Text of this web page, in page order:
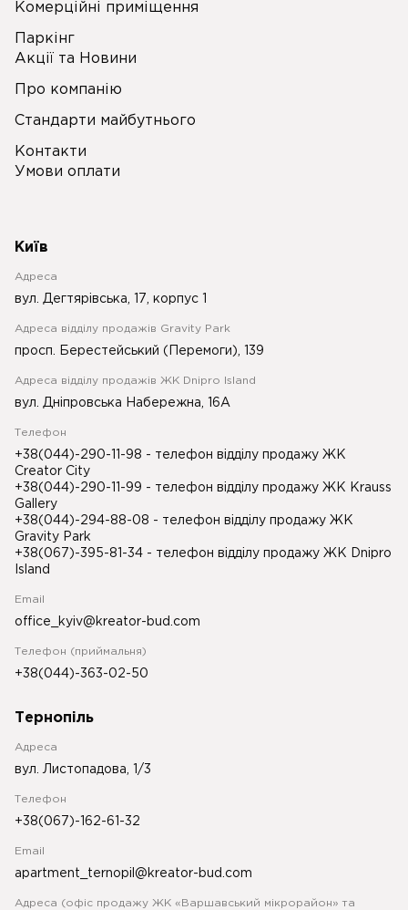
Комерційні приміщення
Паркінг
Акції та Новини
Про компанію
Стандарти майбутнього
Контакти
Умови оплати
Київ
Адреса
вул. Дегтярівська, 17, корпус 1
Адреса відділу продажів Gravity Park
просп. Берестейський (Перемоги), 139
Адреса відділу продажів ЖК Dnipro Island
вул. Дніпровська Набережна, 16А
Телефон
+38(044)-290-11-98 - телефон відділу продажу ЖК
Creator City
+38(044)-290-11-99 - телефон відділу продажу ЖК Krauss
Gallery
+38(044)-294-88-08 - телефон відділу продажу ЖК
Gravity Park
+38(067)-395-81-34 - телефон відділу продажу ЖК Dnipro
Island
Email
office_kyiv@kreator-bud.com
Телефон (приймальня)
+38(044)-363-02-50
Тернопіль
Адреса
вул. Листопадова, 1/3
Телефон
+38(067)-162-61-32
Email
apartment_ternopil@kreator-bud.com
Адреса (офіс продажу ЖК «Варшавський мікрорайон» та